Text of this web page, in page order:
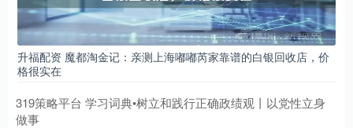
升福配资 魔都淘金记：亲测上海嘟嘟芮家靠谱的白银回收店，价
格很实在
319策略平台 学习词典•树立和践行正确政绩观丨以党性立身
做事